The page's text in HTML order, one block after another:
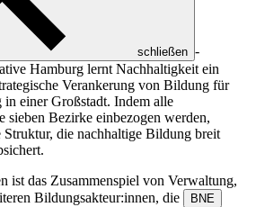
schließen -
Hamburg lernt Nachhaltigkeit ein
Verankerung von Bildung für
einer Großstadt. Indem alle
sieben Bezirke einbezogen werden,
Struktur, die nachhaltige Bildung breit
ist das Zusammenspiel von Verwaltung,
Bildungsakteur:innen, die
BNE